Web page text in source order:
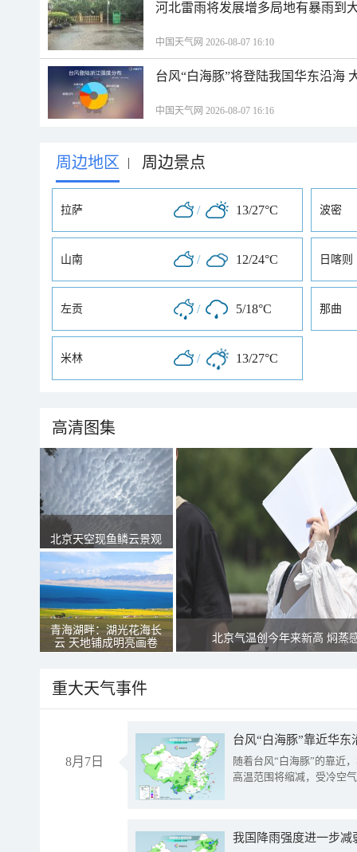
河北雷雨将发展增多局地有暴雨到
中国天气网 2026-08-07 16:10
台风“白海豚”将登陆我国华东沿海
中国天气网 2026-08-07 16:16
周边地区 | 周边景点
拉萨 / 13/27°C 波密
山南 / 12/24°C 日喀则
左贡 / 5/18°C 那曲
米林 / 13/27°C
高清图集
北京天空现鱼鳞云景观
青海湖畔：湖光花海长
云 天地铺成明亮画卷
北京气温创今年来新高 焖蒸
重大天气事件
8月7日
台风“白海豚”靠近华
随着台风“白海豚”的靠近
高温范围将缩减，受冷空